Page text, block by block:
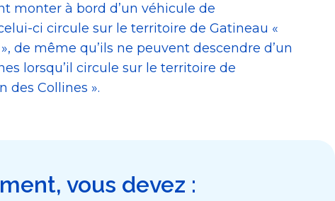
monter à bord d’un véhicule de
ci circule sur le territoire de Gatineau «
de même qu’ils ne peuvent descendre d’un
lorsqu’il circule sur le territoire de
des Collines ».
vous devez :